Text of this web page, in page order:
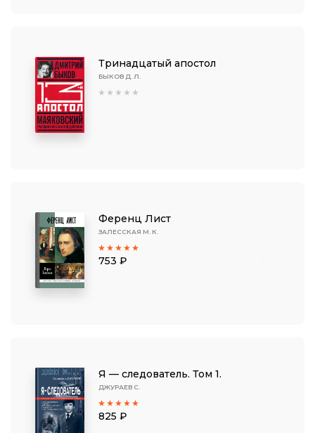
Тринадцатый апостол
БЫКОВ Д. Л.
Ференц Лист
ЗАЛЕССКАЯ М. К.
753 ₽
Я — следователь. Том 1.
ДЖУРАЕВ С.
825 ₽